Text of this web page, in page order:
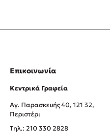
Επικοινωνία
Κεντρικά Γραφεία
Αγ. Παρασκευής 40, 121 32,
Περιστέρι
Tηλ.: 210 330 2828